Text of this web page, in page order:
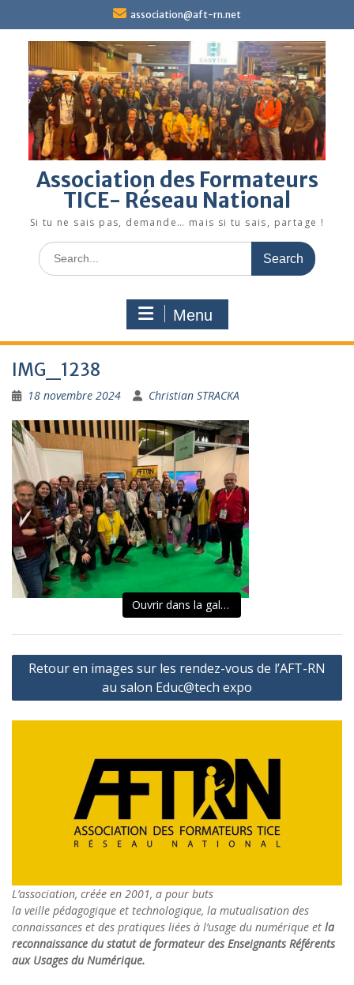
content
association@aft-rn.net
Association des Formateurs
TICE- Réseau National
Si tu ne sais pas, demande… mais si tu sais, partage !
Search
for:
Menu
IMG_1238
18 novembre 2024 Christian STRACKA
Ouvrir dans la galerie
Navigation
l’article
Retour en images sur les rendez-vous de l’AFT-RN
au salon Educ@tech expo
L’association, créée en 2001, a pour buts
la veille pédagogique et technologique, la mutualisation des
connaissances et des pratiques liées à l’usage du numérique et la
reconnaissance du statut de formateur des Enseignants Référents
aux Usages du Numérique.